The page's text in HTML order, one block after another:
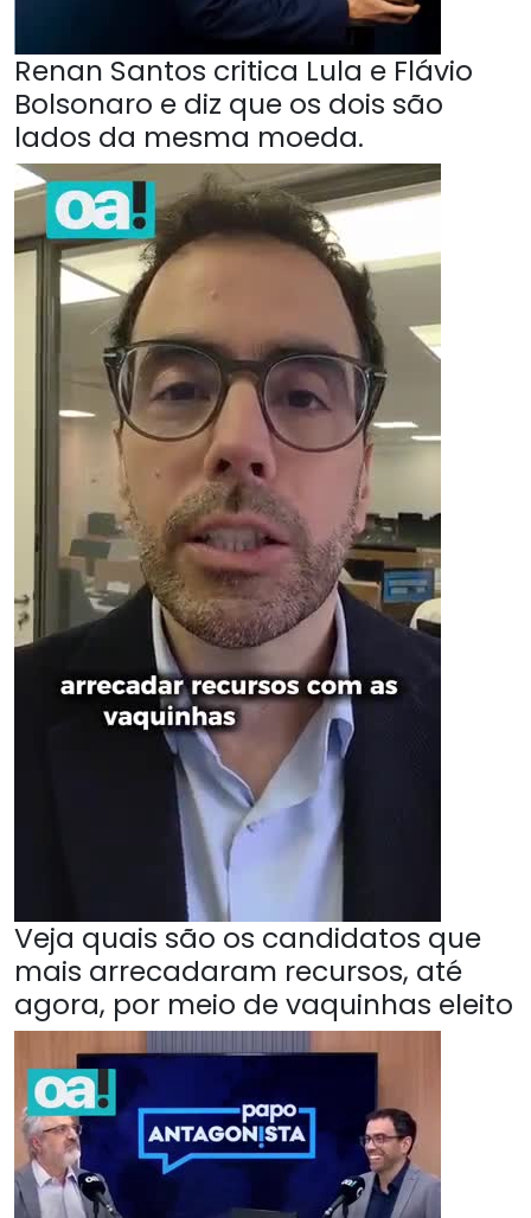
Renan Santos critica Lula e Flávio
Bolsonaro e diz que os dois são
lados da mesma moeda.
Veja quais são os candidatos que
mais arrecadaram recursos, até
agora, por meio de vaquinhas eleito